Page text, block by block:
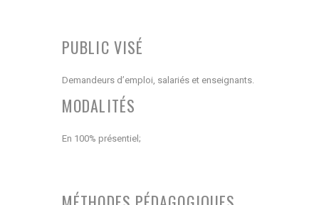
PUBLIC VISÉ
Demandeurs d’emploi, salariés et enseignants.
MODALITÉS
En 100% présentiel;